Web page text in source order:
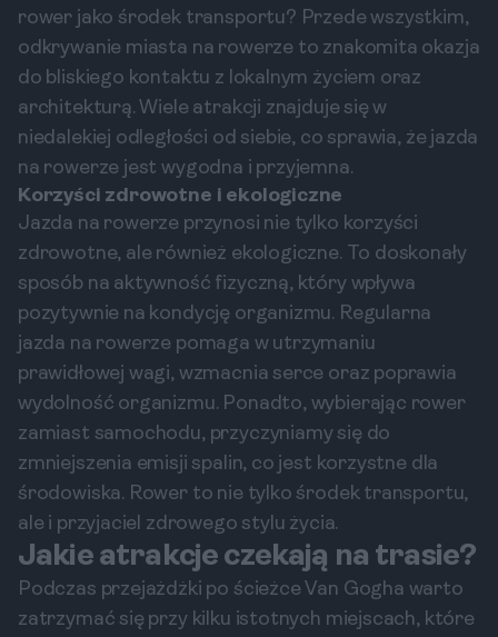
rower jako środek transportu? Przede wszystkim,
odkrywanie miasta na rowerze to znakomita okazja
do bliskiego kontaktu z lokalnym życiem oraz
architekturą. Wiele atrakcji znajduje się w
niedalekiej odległości od siebie, co sprawia, że jazda
na rowerze jest wygodna i przyjemna.
Korzyści zdrowotne i ekologiczne
Jazda na rowerze przynosi nie tylko korzyści
zdrowotne, ale również ekologiczne. To doskonały
sposób na aktywność fizyczną, który wpływa
pozytywnie na kondycję organizmu. Regularna
jazda na rowerze pomaga w utrzymaniu
prawidłowej wagi, wzmacnia serce oraz poprawia
wydolność organizmu. Ponadto, wybierając rower
zamiast samochodu, przyczyniamy się do
zmniejszenia emisji spalin, co jest korzystne dla
środowiska. Rower to nie tylko środek transportu,
ale i przyjaciel zdrowego stylu życia.
Jakie atrakcje czekają na trasie?
Podczas przejażdżki po ścieżce Van Gogha warto
zatrzymać się przy kilku istotnych miejscach, które